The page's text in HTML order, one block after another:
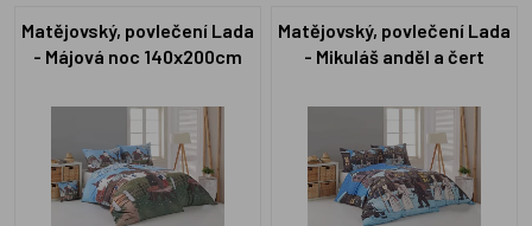
Matějovský, povlečení Lada
- Májová noc 140x200cm
Matějovský, povlečení Lada
- Mikuláš anděl a čert